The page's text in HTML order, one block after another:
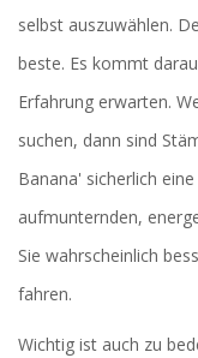
selbst auszuwählen.
beste. Es kommt
Erfahrung erwarten.
suchen, dann sind
Banana' sicherlich
aufmunternden,
Sie wahrscheinlich
fahren.
Wichtig ist auch zu